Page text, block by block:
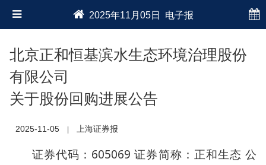
2025年11月05日 电子报
北京正和恒基滨水生态环境治理股份
有限公司
关于股份回购进展公告
2025-11-05 上海证券报
证券代码：605069 证券简称：正和生态 公